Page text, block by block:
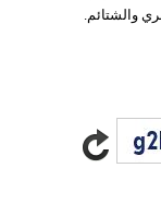
والشتائم.